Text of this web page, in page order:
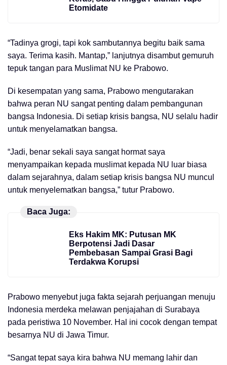
Etomidate
“Tadinya grogi, tapi kok sambutannya begitu baik sama
saya. Terima kasih. Mantap,” lanjutnya disambut gemuruh
tepuk tangan para Muslimat NU ke Prabowo.
Di kesempatan yang sama, Prabowo mengutarakan
bahwa peran NU sangat penting dalam pembangunan
bangsa Indonesia. Di setiap krisis bangsa, NU selalu hadir
untuk menyelamatkan bangsa.
“Jadi, benar sekali saya sangat hormat saya
menyampaikan kepada muslimat kepada NU luar biasa
dalam sejarahnya, dalam setiap krisis bangsa NU muncul
untuk menyelematkan bangsa,” tutur Prabowo.
Baca Juga:
Eks Hakim MK: Putusan MK
Berpotensi Jadi Dasar
Pembebasan Sampai Grasi Bagi
Terdakwa Korupsi
Prabowo menyebut juga fakta sejarah perjuangan menuju
Indonesia merdeka melawan penjajahan di Surabaya
pada peristiwa 10 November. Hal ini cocok dengan tempat
besarnya NU di Jawa Timur.
“Sangat tepat saya kira bahwa NU memang lahir dan